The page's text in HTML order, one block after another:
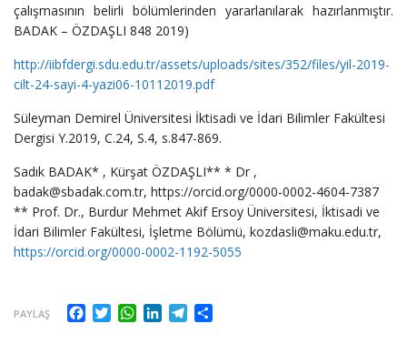
çalışmasının belirli bölümlerinden yararlanılarak hazırlanmıştır.
BADAK – ÖZDAŞLI 848 2019)
http://iibfdergi.sdu.edu.tr/assets/uploads/sites/352/files/yil-2019-
cilt-24-sayi-4-yazi06-10112019.pdf
Süleyman Demirel Üniversitesi İktisadi ve İdari Bilimler Fakültesi
Dergisi Y.2019, C.24, S.4, s.847-869.
Sadık BADAK* , Kürşat ÖZDAŞLI** * Dr ,
badak@sbadak.com.tr, https://orcid.org/0000-0002-4604-7387
** Prof. Dr., Burdur Mehmet Akif Ersoy Üniversitesi, İktisadi ve
İdari Bilimler Fakültesi, İşletme Bölümü, kozdasli@maku.edu.tr,
https://orcid.org/0000-0002-1192-5055
PAYLAŞ Facebook
TwitterWhatsApp
LinkedInTelegram